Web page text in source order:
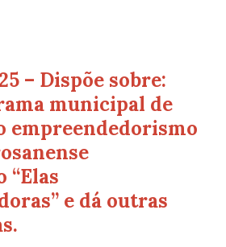
– Dispõe sobre:
municipal de
empreendedorismo
“Elas
e dá outras